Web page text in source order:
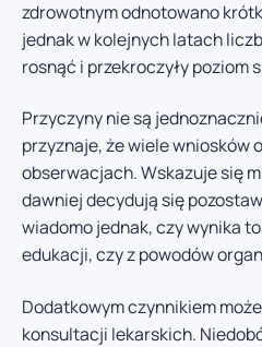
zdrowotnym odnotowano
jednak w kolejnych latach
rosnąć i przekroczyły poziom
Przyczyny nie są
przyznaje, że wiele wniosków
obserwacjach. Wskazuje się
dawniej decydują się
wiadomo jednak, czy wynika
edukacji, czy z powodów
Dodatkowym czynnikiem
konsultacji lekarskich.